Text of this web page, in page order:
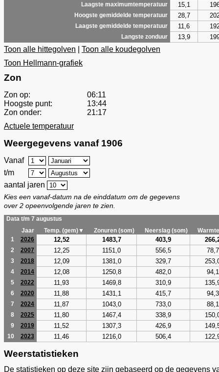
Laagste maximumtemperatuur 15,1
Hoogste gemiddelde temperatuur 28,7
Laagste gemiddelde temperatuur 11,6
Langste zonduur 13,9
Toon alle hittegolven
Toon alle koudegolven
Toon Hellmann-grafiek
Zon
Zon op:
06:11
Hoogste punt:
13:44
Zon onder:
21:17
Actuele temperatuur
Weergegevens vanaf 1906
Vanaf
t/m
aantal jaren
Kies een vanaf-datum na de einddatum om de gegevens
over 2 opeenvolgende jaren te zien.
Data t/m 7 augustus
Jaar
Temp. (gem)▼ Zonuren (som) Neerslag (som)
1
2026 12,52 1483,7 403,9
2 2007 12,25 1151,0 556,5 78,7
3 2018 12,09 1381,0 329,7
4 2014 12,08 1250,8 482,0 94,1
5 2022 11,93 1469,8 310,9
6 2020 11,88 1431,1 415,7 94,3
7 2024 11,87 1043,0 733,0 88,1
8 2025 11,80 1467,4 338,9
9 2019 11,52 1307,3 426,9
10 2023 11,46 1216,0 506,4
Weerstatistieken
De statistieken op deze site zijn gebaseerd op de gegevens